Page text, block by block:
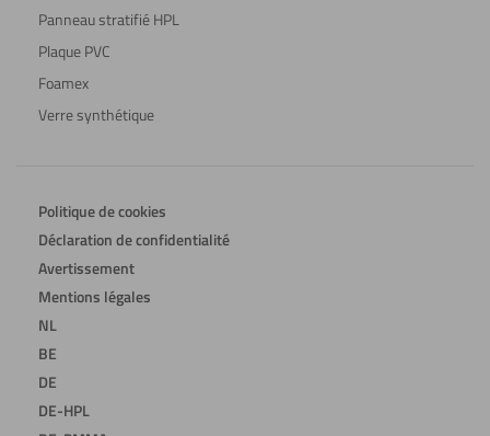
Panneau stratifié HPL
Plaque PVC
Foamex
Verre synthétique
Politique de cookies
Déclaration de confidentialité
Avertissement
Mentions légales
NL
BE
DE
DE-HPL